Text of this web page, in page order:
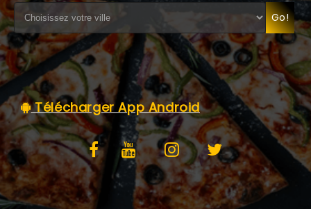
MENTIONS LÉGALES
C.G.V
Go!
Télécharger App Android